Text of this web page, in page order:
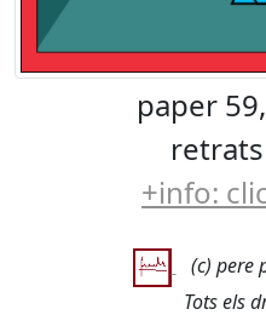
paper
+info:
(c) pere
Tots els